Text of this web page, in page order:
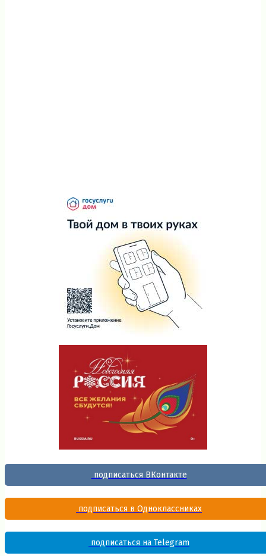
подписаться ВКонтакте
подписаться в Одноклассниках
подписаться на Telegram